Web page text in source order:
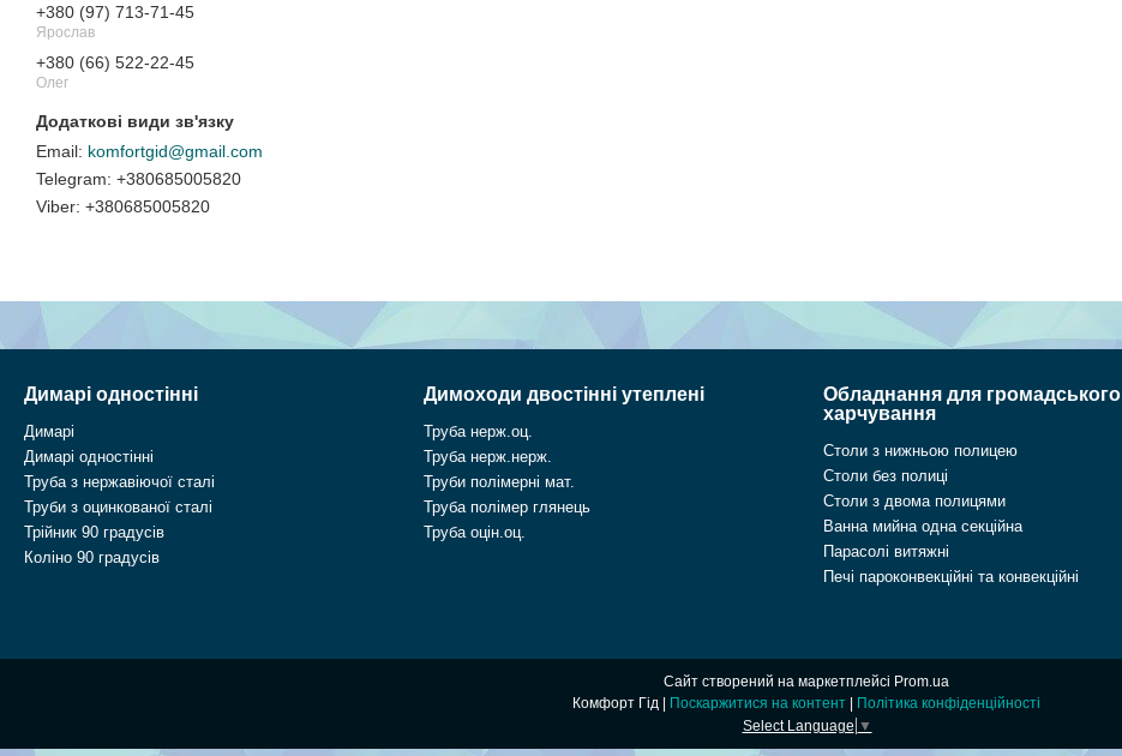
+380 (97) 713-71-45
Ярослав
+380 (66) 522-22-45
Олег
komfortgid@gmail.com
+380685005820
+380685005820
Димарі одностінні
Димарі
Димарі одностінні
Труба з нержавіючої сталі
Труби з оцинкованої сталі
Трійник 90 градусів
Коліно 90 градусів
Димоходи двостінні утеплені
Труба нерж.оц.
Труба нерж.нерж.
Труби полімерні мат.
Труба полімер глянець
Труба оцін.оц.
Обладнання для громадського
харчування
Столи з нижньою полицею
Столи без полиці
Столи з двома полицями
Ванна мийна одна секційна
Парасолі витяжні
Печі пароконвекційні та конвекційні
Сайт створений на маркетплейсі Prom.ua
Поскаржитися на контент
Політика конфіденційності
Select Language ▼